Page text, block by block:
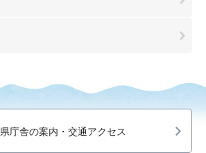
県庁舎の案内・交通アクセス